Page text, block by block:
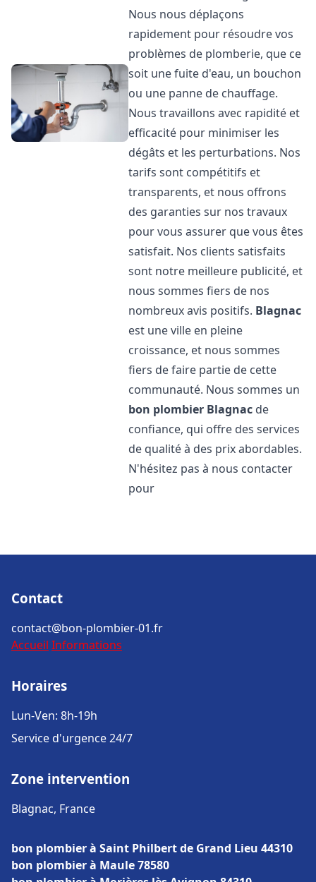
Nous nous déplaçons
rapidement pour résoudre vos
problèmes de plomberie, que ce
soit une fuite d'eau, un bouchon
ou une panne de chauffage.
Nous travaillons avec rapidité et
efficacité pour minimiser les
dégâts et les perturbations. Nos
tarifs sont compétitifs et
transparents, et nous offrons
des garanties sur nos travaux
pour vous assurer que vous êtes
satisfait. Nos clients satisfaits
sont notre meilleure publicité, et
nous sommes fiers de nos
nombreux avis positifs. Blagnac
est une ville en pleine
croissance, et nous sommes
fiers de faire partie de cette
communauté. Nous sommes un
bon plombier Blagnac de
confiance, qui offre des services
de qualité à des prix abordables.
N'hésitez pas à nous contacter
pour
Contact
contact@bon-plombier-01.fr
Accueil Informations
Horaires
Lun-Ven: 8h-19h
Service d'urgence 24/7
Zone intervention
Blagnac, France
bon plombier à Saint Philbert de Grand Lieu 44310
bon plombier à Maule 78580